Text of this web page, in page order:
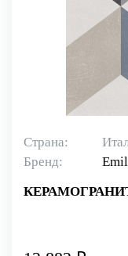
Страна:
Бренд:
КЕРАМОГРАНИТ